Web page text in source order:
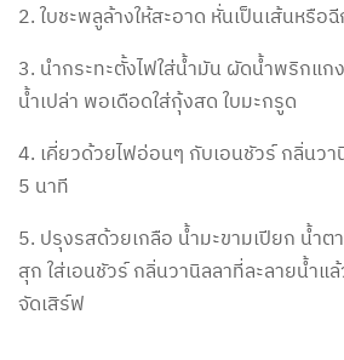
2. ใบชะพลูล้างให้สะอาด หั่นเป็นเส้นหรือ
3. นำกระทะตั้งไฟใส่น้ำมัน ผัดน้ำพริกแก
น้ำเปล่า พอเดือดใส่กุ้งสด ใบมะกรูด
4. เคี่ยวด้วยไฟอ่อนๆ กับเอนชัวร์ กลิ่นว
5 นาที
5. ปรุงรสด้วยเกลือ น้ำมะขามเปียก น้ำต
สุก ใส่เอนชัวร์ กลิ่นวานิลลาที่ละลายน้ำแ
จัดเสิร์ฟ